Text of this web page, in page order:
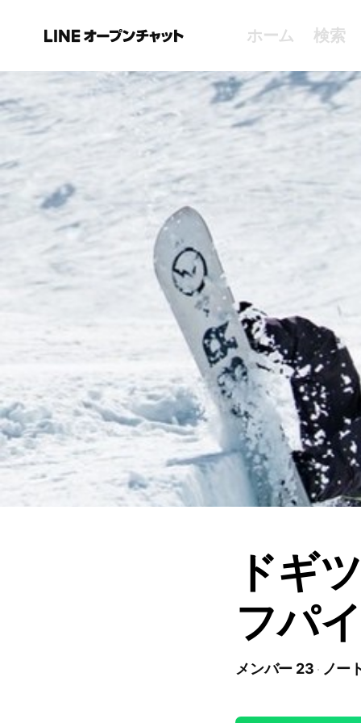
ホーム 検索
ドギ
フパ
メンバー 23 ノー